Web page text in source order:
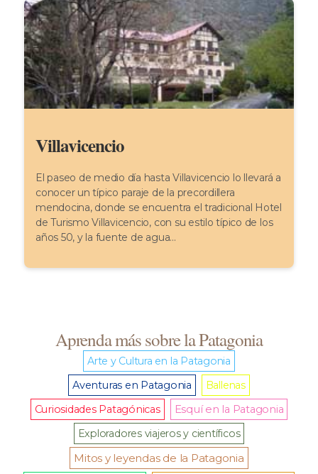
Villavicencio
El paseo de medio día hasta Villavicencio lo llevará a
conocer un típico paraje de la precordillera
mendocina, donde se encuentra el tradicional Hotel
de Turismo Villavicencio, con su estilo típico de los
años 50, y la fuente de agua...
Aprenda más sobre la Patagonia
Arte y Cultura en la Patagonia
Aventuras en Patagonia
Ballenas
Curiosidades Patagónicas
Esquí en la Patagonia
Exploradores viajeros y científicos
Mitos y leyendas de la Patagonia